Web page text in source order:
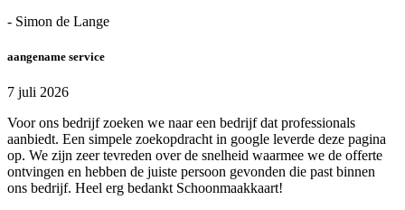
- Simon de Lange
aangename service
7 juli 2026
Voor ons bedrijf zoeken we naar een bedrijf dat professionals
aanbiedt. Een simpele zoekopdracht in google leverde deze pagina
op. We zijn zeer tevreden over de snelheid waarmee we de offerte
ontvingen en hebben de juiste persoon gevonden die past binnen
ons bedrijf. Heel erg bedankt Schoonmaakkaart!